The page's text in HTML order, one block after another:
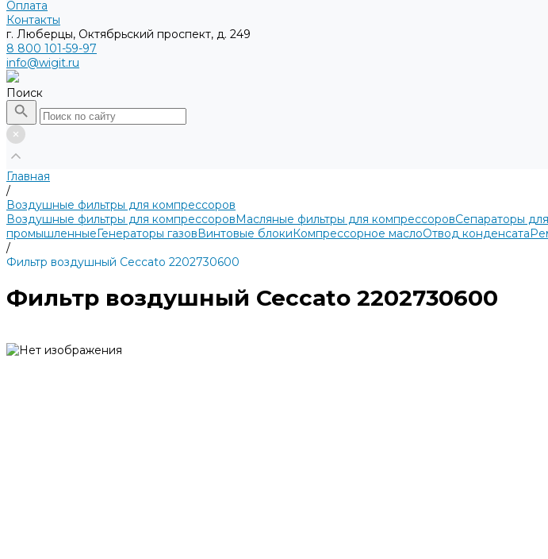
Оплата
Контакты
г. Люберцы, Октябрьский проспект, д. 249
8 800 101-59-97
info@wigit.ru
Поиск
Главная
/
Воздушные фильтры для компрессоров
Воздушные фильтры для компрессоровМасляные фильтры для компрессоровСепараторы
промышленныеГенераторы газовВинтовые блокиКомпрессорное маслоОтвод конденсата
/
Фильтр воздушный Ceccato 2202730600
Фильтр воздушный Ceccato 2202730600